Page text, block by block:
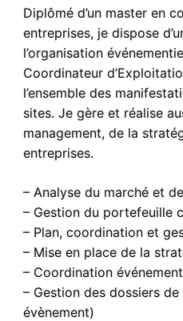
Diplômé d’un master en
entreprises, je dispose
l’organisation
Coordinateur
l’ensemble des
sites. Je gère et réalise
management, de la
entreprises.
– Analyse du marché et
– Gestion du portefeuille
– Plan, coordination et
– Mise en place de la
– Coordination
– Gestion des dossiers
évènement)